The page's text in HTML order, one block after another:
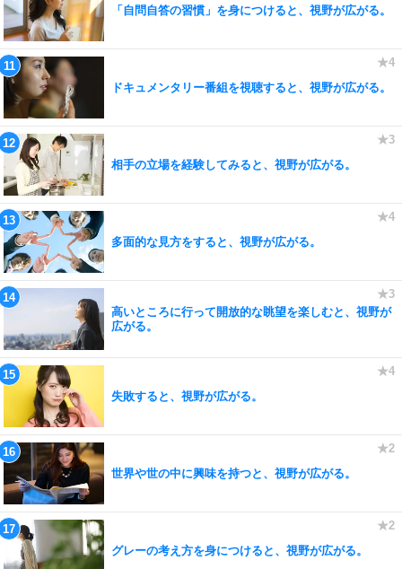
「自問自答の習慣」を身につけると、視野が広がる。
ドキュメンタリー番組を視聴すると、視野が広がる。
相手の立場を経験してみると、視野が広がる。
多面的な見方をすると、視野が広がる。
高いところに行って開放的な眺望を楽しむと、視野が
広がる。
失敗すると、視野が広がる。
世界や世の中に興味を持つと、視野が広がる。
グレーの考え方を身につけると、視野が広がる。